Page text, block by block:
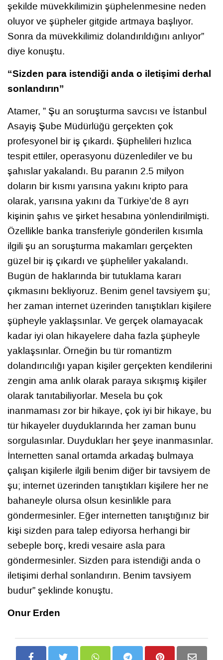
şekilde müvekkilimizin şüphelenmesine neden
oluyor ve şüpheler gitgide artmaya başlıyor.
Sonra da müvekkilimiz dolandırıldığını anlıyor”
diye konuştu.
“Sizden para istendiği anda o iletişimi derhal
sonlandırın”
Atamer, ” Şu an soruşturma savcısı ve İstanbul
Asayiş Şube Müdürlüğü gerçekten çok
profesyonel bir iş çıkardı. Şüphelileri hızlıca
tespit ettiler, operasyonu düzenlediler ve bu
şahıslar yakalandı. Bu paranın 2.5 milyon
doların bir kısmı yarısına yakını kripto para
olarak, yarısına yakını da Türkiye’de 8 ayrı
kişinin şahıs ve şirket hesabına yönlendirilmişti.
Özellikle banka transferiyle gönderilen kısımla
ilgili şu an soruşturma makamları gerçekten
güzel bir iş çıkardı ve şüpheliler yakalandı.
Bugün de haklarında bir tutuklama kararı
çıkmasını bekliyoruz. Benim genel tavsiyem şu;
her zaman internet üzerinden tanıştıkları kişilere
şüpheyle yaklaşsınlar. Ve gerçek olamayacak
kadar iyi olan hikayelere daha fazla şüpheyle
yaklaşsınlar. Örneğin bu tür romantizm
dolandırıcılığı yapan kişiler gerçekten kendilerini
zengin ama anlık olarak paraya sıkışmış kişiler
olarak tanıtabiliyorlar. Mesela bu çok
inanmaması zor bir hikaye, çok iyi bir hikaye, bu
tür hikayeler duyduklarında her zaman bunu
sorgulasınlar. Duydukları her şeye inanmasınlar.
İnternetten sanal ortamda arkadaş bulmaya
çalışan kişilerle ilgili benim diğer bir tavsiyem de
şu; internet üzerinden tanıştıkları kişilere her ne
bahaneyle olursa olsun kesinlikle para
göndermesinler. Eğer internetten tanıştığınız bir
kişi sizden para talep ediyorsa herhangi bir
sebeple borç, kredi vesaire asla para
göndermesinler. Sizden para istendiği anda o
iletişimi derhal sonlandırın. Benim tavsiyem
budur” şeklinde konuştu.
Onur Erden